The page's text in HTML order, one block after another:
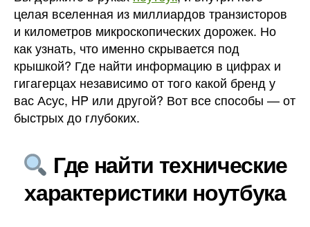
целая вселенная из миллиардов транзисторов
и километров микроскопических дорожек. Но
как узнать, что именно скрывается под
крышкой? Где найти информацию в цифрах и
гигагерцах независимо от того какой бренд у
вас Асус, HP или другой? Вот все способы — от
быстрых до глубоких.
Где найти технические
характеристики ноутбука